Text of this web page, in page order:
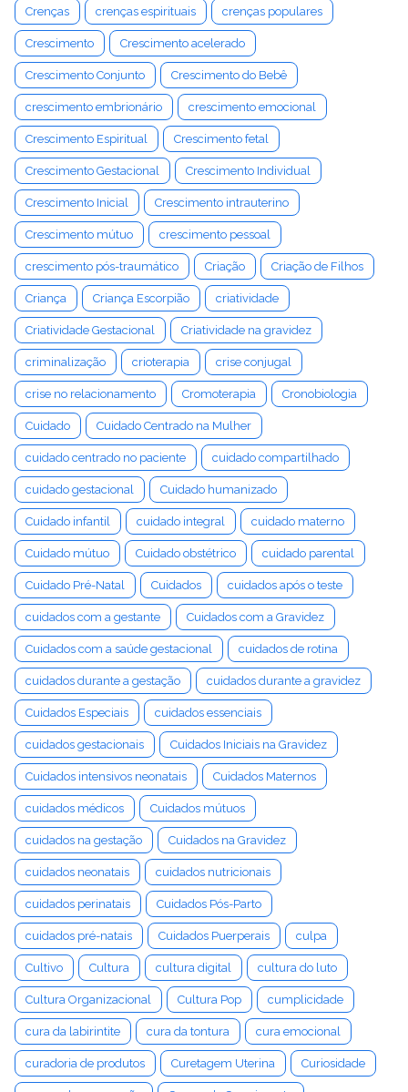
Crenças crenças espirituais crenças populares
Crescimento Crescimento acelerado
Crescimento Conjunto Crescimento do Bebê
crescimento embrionário crescimento emocional
Crescimento Espiritual Crescimento fetal
Crescimento Gestacional Crescimento Individual
Crescimento Inicial Crescimento intrauterino
Crescimento mútuo crescimento pessoal
crescimento pós-traumático Criação Criação de Filhos
Criança Criança Escorpião criatividade
Criatividade Gestacional Criatividade na gravidez
criminalização crioterapia crise conjugal
crise no relacionamento Cromoterapia Cronobiologia
Cuidado Cuidado Centrado na Mulher
cuidado centrado no paciente cuidado compartilhado
cuidado gestacional Cuidado humanizado
Cuidado infantil cuidado integral cuidado materno
Cuidado mútuo Cuidado obstétrico cuidado parental
Cuidado Pré-Natal Cuidados cuidados após o teste
cuidados com a gestante Cuidados com a Gravidez
Cuidados com a saúde gestacional cuidados de rotina
cuidados durante a gestação cuidados durante a gravidez
Cuidados Especiais cuidados essenciais
cuidados gestacionais Cuidados Iniciais na Gravidez
Cuidados intensivos neonatais Cuidados Maternos
cuidados médicos Cuidados mútuos
cuidados na gestação Cuidados na Gravidez
cuidados neonatais cuidados nutricionais
cuidados perinatais Cuidados Pós-Parto
cuidados pré-natais Cuidados Puerperais culpa
Cultivo Cultura cultura digital cultura do luto
Cultura Organizacional Cultura Pop cumplicidade
cura da labirintite cura da tontura cura emocional
curadoria de produtos Curetagem Uterina Curiosidade